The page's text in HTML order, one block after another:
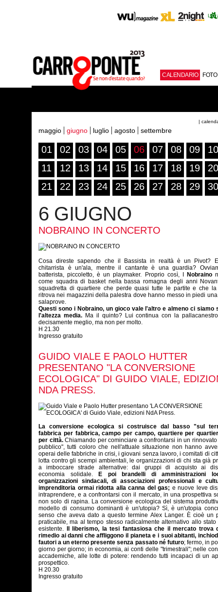
CALENDARIO FOTO
|
maggio giugno luglio agosto settembre
01 02 03 04 05 06 07 08 09
10
11
12 13 14 15 16 17 18 19
20
21
22 23 24 25 26 27 28 29 30
6 GIUGNO
NOBRAINO IN CONCERTO
Cosa direste sapendo che il Bassista in realtà è un Pivot?
chitarrista è un'ala, mentre il cantante è una guardia?
batterista, piccoletto, è un playmaker. Proprio così, I
Nobraino
come squadra di basket nella bassa romagna degli anni
squadretta di quartiere che perde quasi tutte le partite e che
ritrova nei magazzini della palestra dove hanno messo in piedi
salaprove.
Questi sono i Nobraino, un gioco vale l'altro e almeno ci siamo
l'altezza media.Ma il quinto? Lui continua con la
decisamente meglio, ma non per molto.
H 21.30
Ingresso gratuito
GUIDO VIALE E PAOLO HUTTER
PRESENTANO "LA CONVERSIONE
ECOLOGICA" DI GUIDO VIALE,
NDA PRESS.
La conversione ecologica si costruisce dal basso "sul
fabbrica per fabbrica, campo per campo, quartiere per
per città. Chiamando per cominciare a confrontarsi in un
pubblico", tutti coloro che nell'attuale situazione non hanno
operai delle fabbriche in crisi, i giovani senza lavoro, i comitati di
lotta contro gli scempi ambientali, le organizzazioni di chi sta già
a imboccare strade alternative: dai gruppi di acquisto ai
economia solidale.
E poi brandelli di amministrazioni
organizzazioni sindacali, di associazioni professionali e
imprenditoria ormai ridotta alla canna del gas; e nuove leve
intraprendere, e a confrontarsi con il mercato, in una prospettiva
non solo di rapina. La conversione ecologica del sistema
modello di consumo dominanti è un'utopia? Sì, è un'utopia
senso che aveva dato a questo termine Alex Langer. È cioè un
praticabile, ma al tempo stesso radicalmente alternativo allo
esistente.
Il liberismo, la tesi fantasiosa che il mercato trova
rimedio ai danni che affliggono il pianeta e i suoi abitanti,
fautori a un eterno presente senza passato né futuro; fermo, in
giorno per giorno; in economia, ai conti delle "trimestrali"; nelle
accademiche, alle lotte di potere: rendendo tutti incapaci di un
prospettico.
H 20.30
Ingresso gratuito